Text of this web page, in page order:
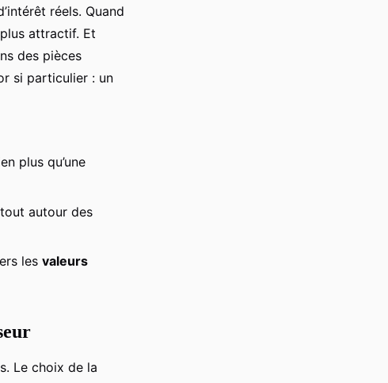
réels. Quand
attractif. Et
des pièces
si particulier : un
plus qu’une
autour des
les valeurs
Le choix de la